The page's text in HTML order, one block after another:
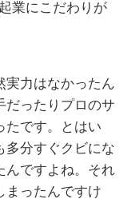
業にこだわりが
実力はなかったん
だったりプロのサ
たです。とはい
多分すぐクビにな
んですよね。それ
まったんですけ